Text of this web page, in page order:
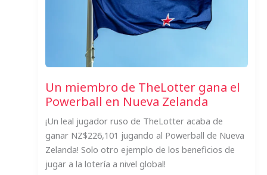
Un miembro de TheLotter gana el
Powerball en Nueva Zelanda
¡Un leal jugador ruso de TheLotter acaba de
ganar NZ$226,101 jugando al Powerball de Nueva
Zelanda! Solo otro ejemplo de los beneficios de
jugar a la lotería a nivel global!